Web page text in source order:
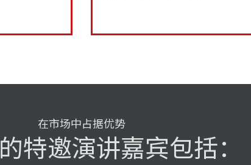
在市场中占据优势
特邀演讲嘉宾包括：